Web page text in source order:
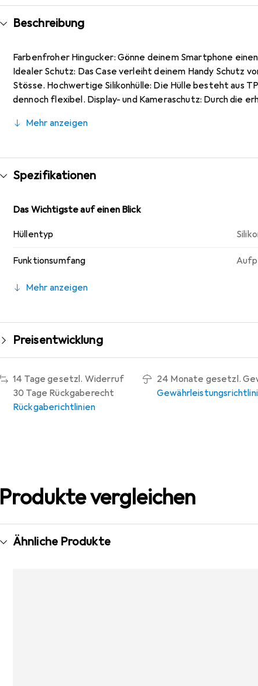
Beschreibung
Farbenfroher Hingucker: Gönne deinem Smartphone
Idealer Schutz: Das Case verleiht deinem Handy Schutz
Stösse. Hochwertige Silikonhülle: Die Hülle besteht aus
dennoch flexibel. Display- und Kameraschutz: Durch die
Samsung Galaxy A72. Zum Lieferumfang gehört
Mehr anzeigen
Spezifikationen
Das Wichtigste auf einen Blick
Hüllentyp
Funktionsumfang
Mehr anzeigen
Preisentwicklung
14 Tage gesetzl. Widerruf
30 Tage Rückgaberecht
Rückgaberichtlinien
24 Monate gesetzl.
Produkte vergleichen
Ähnliche Produkte